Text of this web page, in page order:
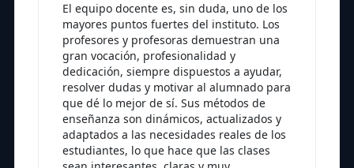
El equipo docente es, sin duda, uno de los
mayores puntos fuertes del instituto. Los
profesores y profesoras demuestran una
gran vocación, profesionalidad y
dedicación, siempre dispuestos a ayudar,
resolver dudas y motivar al alumnado para
que dé lo mejor de sí. Sus métodos de
enseñanza son dinámicos, actualizados y
adaptados a las necesidades reales de los
estudiantes, lo que hace que las clases